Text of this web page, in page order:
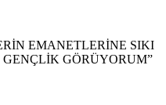
EMANETLERİNE SIKI
GÖRÜYORUM”